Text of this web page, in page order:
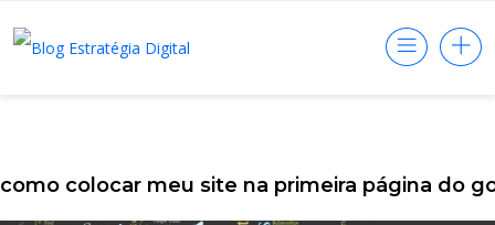
como colocar meu site na primeira página do